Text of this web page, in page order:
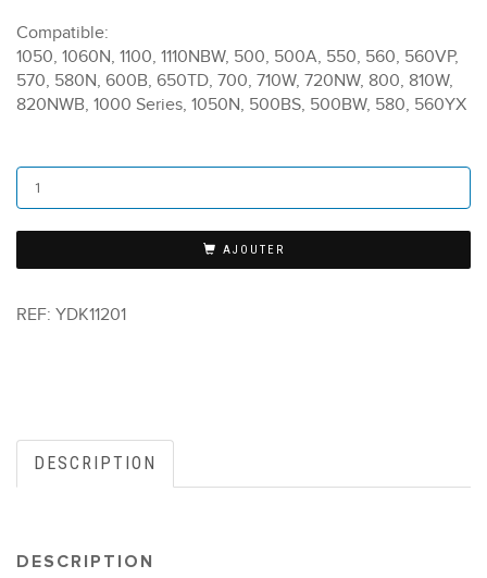
Compatible:
1050, 1060N, 1100, 1110NBW, 500, 500A, 550, 560, 560VP,
570, 580N, 600B, 650TD, 700, 710W, 720NW, 800, 810W,
820NWB, 1000 Series, 1050N, 500BS, 500BW, 580, 560YX
AJOUTER
REF: YDK11201
DESCRIPTION
DESCRIPTION